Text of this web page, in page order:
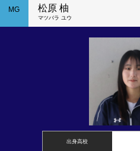
MG 松原 柚
マツバラ ユウ
出身高校